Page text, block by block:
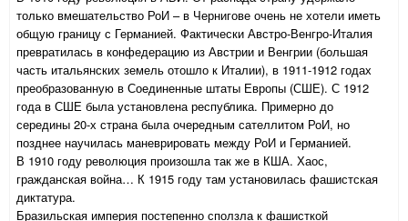
только вмешательство РоИ – в Чернигове очень не хотели иметь
общую границу с Германией. Фактически Австро-Венгро-Италия
превратилась в конфедерацию из Австрии и Венгрии (большая
часть итальянских земель отошло к Италии), в 1911-1912 годах
преобразованную в Соединенные штаты Европы (СШЕ). С 1912
года в СШЕ была установлена республика. Примерно до
середины 20-х страна была очередным сателлитом РоИ, но
позднее научилась маневрировать между РоИ и Германией.
В 1910 году революция произошла так же в КША. Хаос,
гражданская война… К 1915 году там установилась фашистская
диктатура.
Бразильская империя постепенно сползла к фашисткой